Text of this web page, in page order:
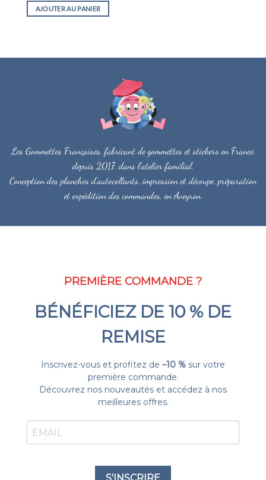
AJOUTER AU PANIER
Les Gommettes Françaises, fabricant de gommettes et stickers en France,
depuis 2017, dans l'atelier familial.
Conception des planches d'autocollants, impression et découpe, préparation
et expédition des commandes, en Aveyron.